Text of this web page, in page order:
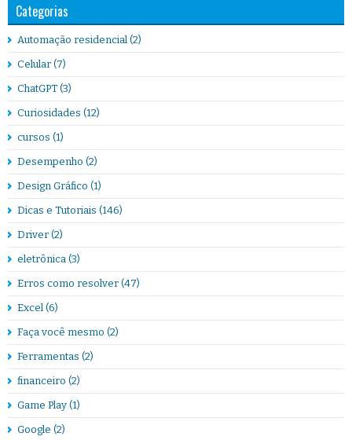
Categorias
Automação residencial (2)
Celular (7)
ChatGPT (3)
Curiosidades (12)
cursos (1)
Desempenho (2)
Design Gráfico (1)
Dicas e Tutoriais (146)
Driver (2)
eletrônica (3)
Erros como resolver (47)
Excel (6)
Faça você mesmo (2)
Ferramentas (2)
financeiro (2)
Game Play (1)
Google (2)